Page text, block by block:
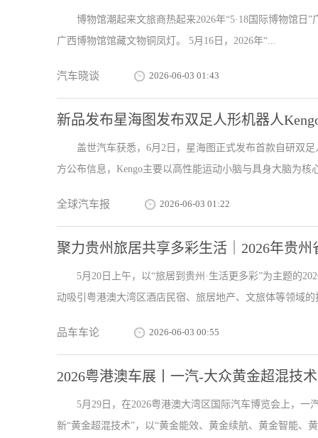
博物馆潮起来文旅商热起来2026年“5·18国际博物馆
广西博物馆馆藏文物铜凤灯。 5月16日，2026年“...
汽车晓谈 2026-06-03 01:43
新品发布星海图发布双足人形机器人
盖世汽车获悉，6月2日，星海图正式发布首款自研双
方公布信息，Kengo主要以高性能运动小脑与具身大脑为核
全球汽车报 2026-06-03 01:22
聚力贵州旅居共享多彩生活｜2026年贵
5月20日上午，以“旅居到贵州·生活更多彩”为主题的
动吸引粤港澳大湾区酒店民宿、旅居地产、文旅体等领域
品车车论 2026-06-03 00:55
2026粤港澳车展丨一汽-大众黄金超混技
5月29日，在2026粤港澳大湾区国际汽车博览会上，
新“黄金超混技术”，以“黄金能效、黄金续航、黄金智能、